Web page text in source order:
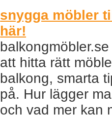
snygga möbler
här!
att hitta rätt
balkong, smarta
på. Hur lägger
och vad mer kan